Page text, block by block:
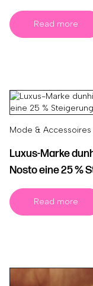
Read more
Mode & Accessoires
Luxus-Marke
Nosto eine 25 %
Read more